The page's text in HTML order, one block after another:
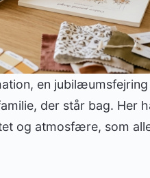
en
der står bag. Her
og atmosfære, som